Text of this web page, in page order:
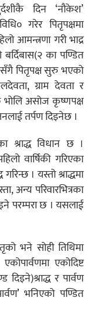
दिन ‘नौकेश’
गरेर पितृपक्षमा
आमन्त्रणा गरी भाद्र
बर्दिबास(२ का पण्डित
पितृपक्ष सुरु भएको
ग्राम देवता र
भोलि असोज कृष्णपक्ष
तर्पण दिइनेछ ।
श्राद्ध विधान छ ।
वार्षिकी गरिएका
। यस्तो श्राद्धमा
अन्य परिवारभित्रका
परम्परा छ । यसलाई
भने सोही तिथिमा
एकोदिष्ट
दिइने)श्राद्ध र पार्वण
भनिएको पण्डित